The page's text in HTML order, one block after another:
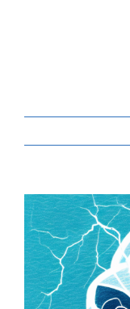
Zeige
grösseres
Bild